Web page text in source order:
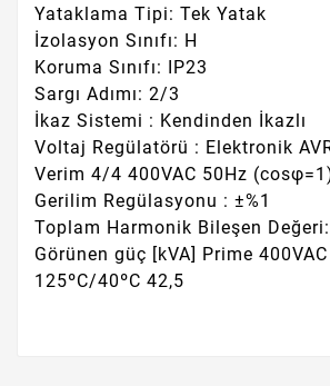
Yataklama Tipi: Tek Yatak
İzolasyon Sınıfı: H
Koruma Sınıfı: IP23
Sargı Adımı: 2/3
İkaz Sistemi : Kendinden İkazlı
Voltaj Regülatörü : Elektronik
Verim 4/4 400VAC 50Hz
Gerilim Regülasyonu : ±%1
Toplam Harmonik Bileşen Değeri:
Görünen güç [kVA] Prime
125ºC/40ºC 42,5